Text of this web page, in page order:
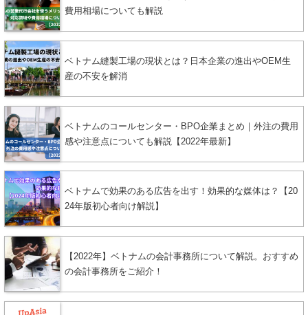
費用相場についても解説
ベトナム縫製工場の現状とは？日本企業の進出やOEM生
産の不安を解消
ベトナムのコールセンター・BPO企業まとめ｜外注の費用
感や注意点についても解説【2022年最新】
ベトナムで効果のある広告を出す！効果的な媒体は？【20
24年版初心者向け解説】
【2022年】ベトナムの会計事務所について解説。おすすめ
の会計事務所をご紹介！